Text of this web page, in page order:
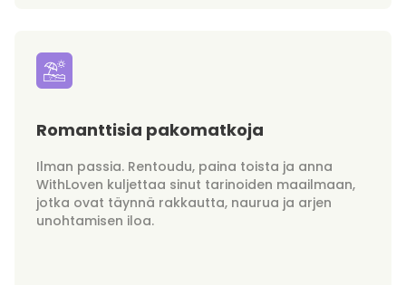
Romanttisia pakomatkoja
Ilman passia. Rentoudu, paina toista ja anna
WithLoven kuljettaa sinut tarinoiden maailmaan,
jotka ovat täynnä rakkautta, naurua ja arjen
unohtamisen iloa.